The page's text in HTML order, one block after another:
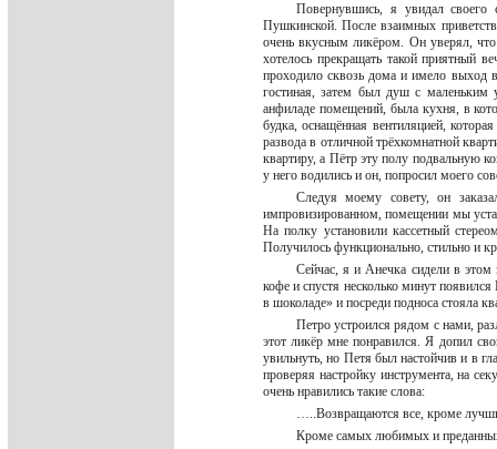
Повернувшись, я увидал
Пушкинской. После взаимных
очень вкусным ликёром. Он уверял,
хотелось прекращать такой приятный
проходило сквозь дома и имело выход
гостиная, затем был душ с маленьким
анфиладе помещений, была кухня, в
будка, оснащённая вентиляцией,
развода в отличной трёхкомнатной
квартиру, а Пётр эту полу подвальную
у него водились и он, попросил моего
Следуя моему совету, он
импровизированном, помещении мы
На полку установили кассетный
Получилось функционально, стильно и
Сейчас, я и Анечка сидели в этом
кофе и спустя несколько минут
в шоколаде» и посреди подноса стояла
Петро устроился рядом с нами,
этот ликёр мне понравился. Я допил
увильнуть, но Петя был настойчив и в
проверяя настройку инструмента, на
очень нравились такие слова:
…..Возвращаются все, кроме
Кроме самых любимых и